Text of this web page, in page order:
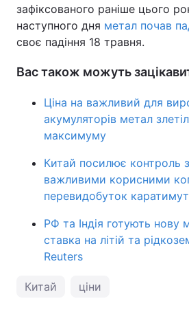
зафіксованого раніше цього
наступного дня метал почав
своє падіння 18 травня.
Вас також можуть
Ціна на важливий для
акумуляторів метал
максимуму
Китай посилює контроль
важливими корисними
перевидобуток
РФ та Індія готують нову
ставка на літій та
Reuters
Китай ціни